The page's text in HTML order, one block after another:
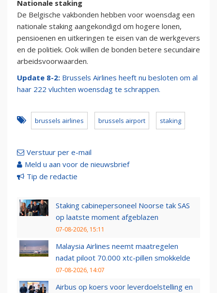
Nationale staking
De Belgische vakbonden hebben voor woensdag een
nationale staking aangekondigd om hogere lonen,
pensioenen en uitkeringen te eisen van de werkgevers
en de politiek. Ook willen de bonden betere secundaire
arbeidsvoorwaarden.
Update 8-2: Brussels Airlines heeft nu besloten om al
haar 222 vluchten woensdag te schrappen.
brussels airlines brussels airport staking
Verstuur per e-mail
Meld u aan voor de nieuwsbrief
Tip de redactie
Staking cabinepersoneel Noorse tak SAS
op laatste moment afgeblazen
07-08-2026, 15:11
Malaysia Airlines neemt maatregelen
nadat piloot 70.000 xtc-pillen smokkelde
07-08-2026, 14:07
Airbus op koers voor leverdoelstelling en